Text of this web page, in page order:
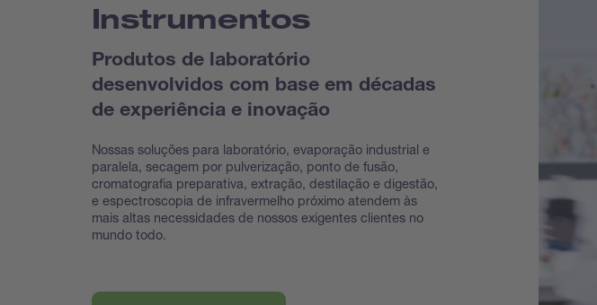
Instrumentos
Produtos de laboratório
desenvolvidos com base em décadas
de experiência e inovação
Nossas soluções para laboratório, evaporação industrial e
paralela, secagem por pulverização, ponto de fusão,
cromatografia preparativa, extração, destilação e digestão,
e espectroscopia de infravermelho próximo atendem às
mais altas necessidades de nossos exigentes clientes no
mundo todo.